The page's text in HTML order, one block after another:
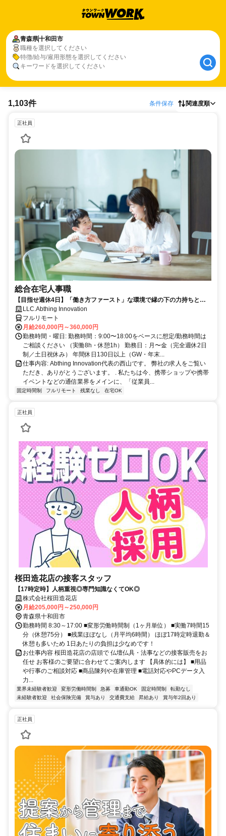
青森県十和田市
職種を選択してください
特徴/給与/雇用形態を選択してください
キーワードを選択してください
1,103件 条件保存 関連度順
正社員
総合在宅人事職
【目指せ週休4日】「働き方ファースト」な環境で縁の下の力持ちとし
て活躍する人事ポジション｜20代30代活躍中
LLC.Abthing Innovation
フルリモート
月給260,000円～360,000円
勤務時間・曜日: 勤務時間：9:00〜18:00をベースに想定/勤務時間は
ご相談ください （実働8h・休憩1h） 勤務日：月〜金（完全週休2日
制／土日祝休み） 年間休日130日以上（GW・年末...
仕事内容: Abthing Innovation代表の西山です。 弊社の求人をご覧い
ただき、ありがとうございます。 . 私たちは今、携帯ショップや携帯
イベントなどの通信業界をメインに、「従業員...
固定時間制 フルリモート 残業なし 在宅OK
正社員
桜田造花店の接客スタッフ
【17時定時】人柄重視◎専門知識なくてOK◎
株式会社桜田造花店
月給205,000円～250,000円
青森県十和田市
勤務時間 8:30～17:00 ■変形労働時間制（1ヶ月単位） ■実働7時間15
分（休憩75分） ■残業ほぼなし（月平均6時間） ほぼ17時定時退勤＆
休憩も多いため 1日あたりの負担は少なめです！
お仕事内容 桜田造花店の店頭で 仏壇仏具・法事などの接客販売をお
任せ お客様のご要望に合わせてご案内します 【具体的には】 ■用品
や行事のご相談対応 ■商品陳列や在庫管理 ■電話対応やPCデータ入
力...
業界未経験者歓迎 変形労働時間制 急募 車通勤OK 固定時間制
転勤なし
未経験者歓迎
社会保険完備 賞与あり 交通費支給 昇給あり 賞与年2回あり
正社員